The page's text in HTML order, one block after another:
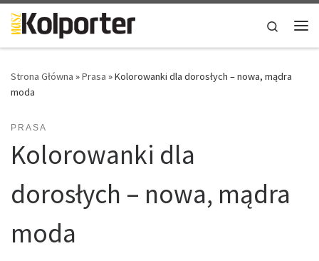
Skip to content
Search
Strona Główna »Prasa »Kolorowanki dla dorosłych – nowa, mądra
moda
PRASA
Kolorowanki dla
dorosłych – nowa, mądra
moda